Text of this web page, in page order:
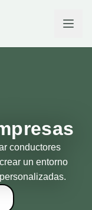
conductores
un entorno